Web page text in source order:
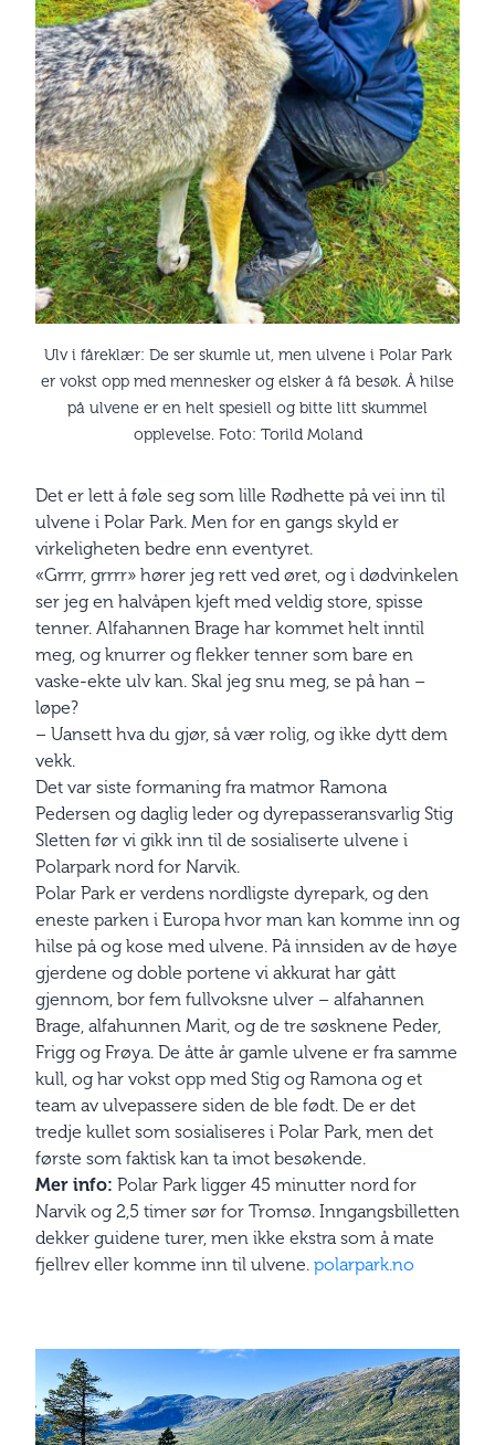
Ulv i fåreklær: De ser skumle ut, men ulvene i Polar Park
er vokst opp med mennesker og elsker å få besøk. Å hilse
på ulvene er en helt spesiell og bitte litt skummel
opplevelse. Foto: Torild Moland
Det er lett å føle seg som lille Rødhette på vei inn til
ulvene i Polar Park. Men for en gangs skyld er
virkeligheten bedre enn eventyret.
«Grrrr, grrrr» hører jeg rett ved øret, og i dødvinkelen
ser jeg en halvåpen kjeft med veldig store, spisse
tenner. Alfahannen Brage har kommet helt inntil
meg, og knurrer og flekker tenner som bare en
vaske-ekte ulv kan. Skal jeg snu meg, se på han –
løpe?
– Uansett hva du gjør, så vær rolig, og ikke dytt dem
vekk.
Det var siste formaning fra matmor Ramona
Pedersen og daglig leder og dyrepasseransvarlig Stig
Sletten før vi gikk inn til de sosialiserte ulvene i
Polarpark nord for Narvik.
Polar Park er verdens nordligste dyrepark, og den
eneste parken i Europa hvor man kan komme inn og
hilse på og kose med ulvene. På innsiden av de høye
gjerdene og doble portene vi akkurat har gått
gjennom, bor fem fullvoksne ulver – alfahannen
Brage, alfahunnen Marit, og de tre søsknene Peder,
Frigg og Frøya. De åtte år gamle ulvene er fra samme
kull, og har vokst opp med Stig og Ramona og et
team av ulvepassere siden de ble født. De er det
tredje kullet som sosialiseres i Polar Park, men det
første som faktisk kan ta imot besøkende.
Mer info: Polar Park ligger 45 minutter nord for
Narvik og 2,5 timer sør for Tromsø. Inngangsbilletten
dekker guidene turer, men ikke ekstra som å mate
fjellrev eller komme inn til ulvene. polarpark.no